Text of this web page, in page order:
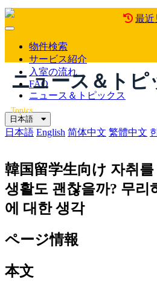
最近
Mobile
物件検索
サービス紹介
入室の流れ
FAQ
ニュース＆トピックス
日本語
日本語 English 简体中文 繁體中文
ニュース＆トピ
Topics
韓国留学生向け 자취
생활도 괜찮을까? 무리
에 대한 생각
ページ情報
本文